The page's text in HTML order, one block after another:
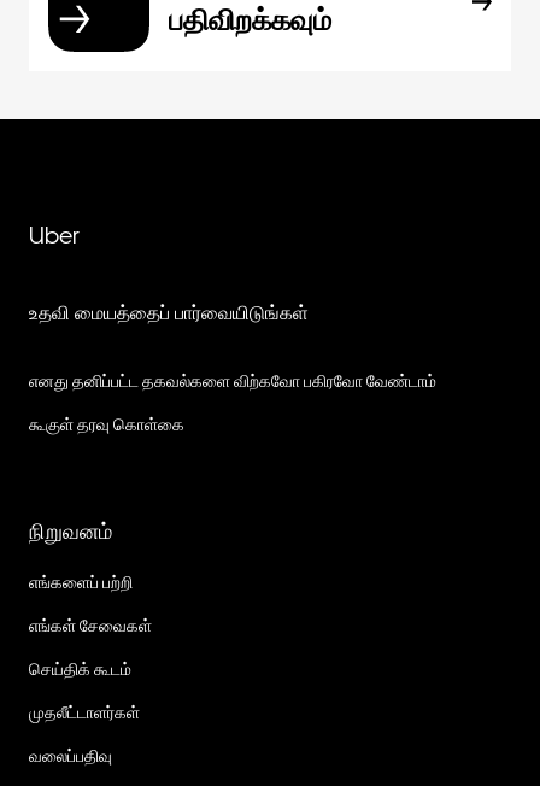
பதிவிறக்கவும்
Uber
உதவி மையத்தைப் பார்வையிடுங்கள்
எனது தனிப்பட்ட தகவல்களை விற்கவோ பகிரவோ வேண்டாம்
கூகுள் தரவு கொள்கை
நிறுவனம்
எங்களைப் பற்றி
எங்கள் சேவைகள்
செய்திக் கூடம்
முதலீட்டாளர்கள்
வலைப்பதிவு